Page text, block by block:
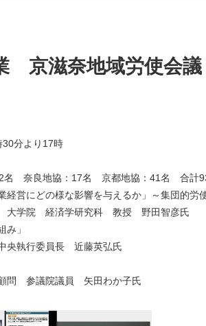
京滋奈地域労使会議
分より17時
名 奈良地協：17名 京都地協：41名 合計
営にどの様な影響を与えるか」～集団的労
済学研究科 教授 野田智彦氏
」
員長 近藤英弘氏
院議員 矢田わか子氏